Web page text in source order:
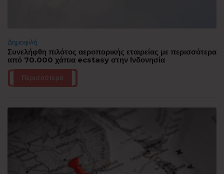
Δημοφιλή
Συνελήφθη πιλότος αεροπορικής εταιρείας με περισσότερα
από 70.000 χάπια ecstasy στην Ινδονησία
Περισσότερα